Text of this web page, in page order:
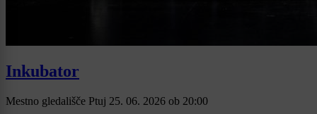
Inkubator
Mestno gledališče Ptuj 25. 06. 2026 ob 20:00